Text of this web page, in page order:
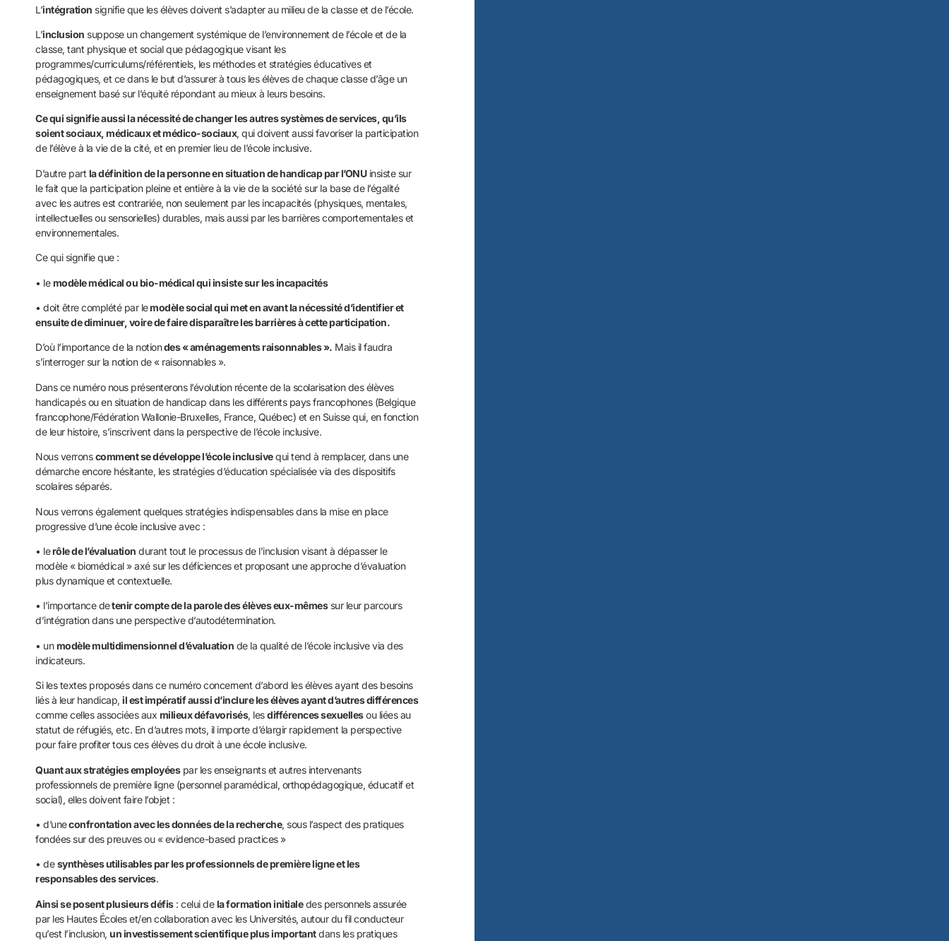
L’intégration signifie que les élèves doivent s’adapter au milieu de la classe et de l’école.
L’inclusion suppose un changement systémique de l’environnement de l’école et de la
classe, tant physique et social que pédagogique visant les
programmes/curriculums/référentiels, les méthodes et stratégies éducatives et
pédagogiques, et ce dans le but d’assurer à tous les élèves de chaque classe d’âge un
enseignement basé sur l’équité répondant au mieux à leurs besoins.
Ce qui signifie aussi la nécessité de changer les autres systèmes de services, qu’ils
soient sociaux, médicaux et médico-sociaux, qui doivent aussi favoriser la participation
de l’élève à la vie de la cité, et en premier lieu de l’école inclusive.
D’autre part la définition de la personne en situation de handicap par l’ONUinsiste sur
le fait que la participation pleine et entière à la vie de la société sur la base de l’égalité
avec les autres est contrariée, non seulement par les incapacités (physiques, mentales,
intellectuelles ou sensorielles) durables, mais aussi par les barrières comportementales et
environnementales.
Ce qui signifie que :
• lemodèle médical ou bio-médical qui insiste sur les incapacités
• doit être complété par lemodèle social qui met en avant la nécessité d’identifier et
ensuite de diminuer, voire de faire disparaître les barrières à cette participation.
D’où l’importance de la notiondes « aménagements raisonnables ». Mais il faudra
s’interroger sur la notion de « raisonnables ».
Dans ce numéro nous présenterons l’évolution récente de la scolarisation des élèves
handicapés ou en situation de handicap dans les différents pays francophones (Belgique
francophone/Fédération Wallonie-Bruxelles, France, Québec) et en Suisse qui, en fonction
de leur histoire, s’inscrivent dans la perspective de l’école inclusive.
Nous verronscomment se développe l’école inclusivequi tend à remplacer, dans une
démarche encore hésitante, les stratégies d’éducation spécialisée via des dispositifs
scolaires séparés.
Nous verrons également quelques stratégies indispensables dans la mise en place
progressive d’une école inclusive avec :
• lerôle de l’évaluation durant tout le processus de l’inclusion visant à dépasser le
modèle « biomédical » axé sur les déficiences et proposant une approche d’évaluation
plus dynamique et contextuelle.
• l’importance detenir compte de la parole des élèves eux-mêmessur leur parcours
d’intégration dans une perspective d’autodétermination.
• unmodèle multidimensionnel d’évaluation de la qualité de l’école inclusive via des
indicateurs.
Si les textes proposés dans ce numéro concernent d’abord les élèves ayant des besoins
liés à leur handicap,il est impératif aussi d’inclure les élèves ayant d’autres différences
comme celles associées aux milieux défavorisés, lesdifférences sexuellesou liées au
statut de réfugiés, etc. En d’autres mots, il importe d’élargir rapidement la perspective
pour faire profiter tous ces élèves du droit à une école inclusive.
Quant aux stratégies employéespar les enseignants et autres intervenants
professionnels de première ligne (personnel paramédical, orthopédagogique, éducatif et
social), elles doivent faire l’objet :
• d’uneconfrontation avec les données de la recherche, sous l’aspect des pratiques
fondées sur des preuves ou « evidence-based practices »
• desynthèses utilisables par les professionnels de première ligne et les
responsables des services.
Ainsi se posent plusieurs défis: celui dela formation initialedes personnels assurée
par les Hautes Écoles et/en collaboration avec les Universités, autour du fil conducteur
qu’est l’inclusion,un investissement scientifique plus importantdans les pratiques